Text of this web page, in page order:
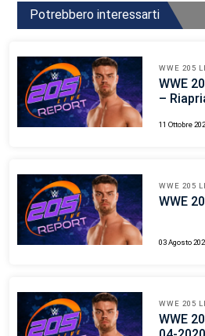
Potrebbero interessarti
WWE 205
WWE
–
11 Ottobre
WWE 205
WWE
03 Agosto
WWE 205
WWE